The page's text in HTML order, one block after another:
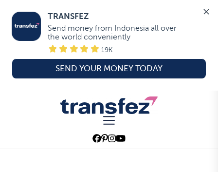
TRANSFEZ
Send money from Indonesia all over
the world conveniently
19K
SEND YOUR MONEY TODAY
Transfez